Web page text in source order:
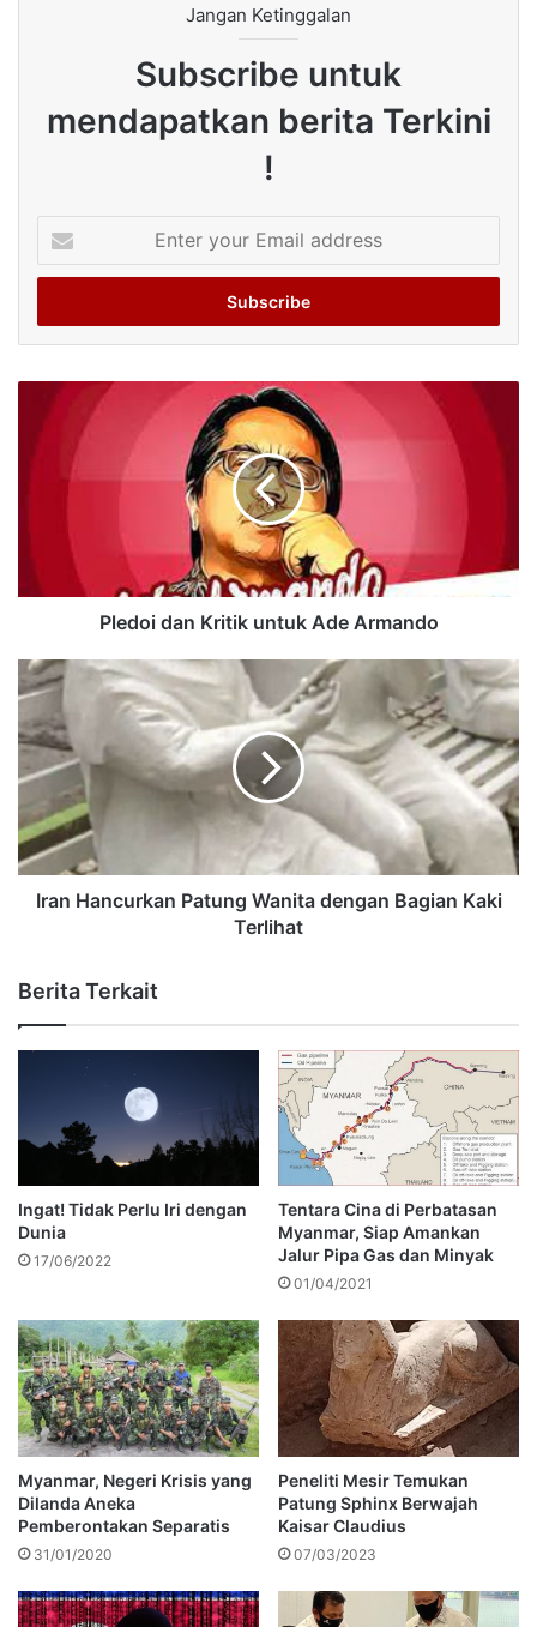
Jangan Ketinggalan
Subscribe untuk
mendapatkan berita Terkini
!
your
Email
Pledoi dan Kritik untuk Ade Armando
Iran Hancurkan Patung Wanita dengan Bagian Kaki
Terlihat
Berita Terkait
Ingat! Tidak Perlu Iri dengan
Dunia
17/06/2022
Tentara Cina di Perbatasan
Myanmar, Siap Amankan
Jalur Pipa Gas dan Minyak
01/04/2021
Myanmar, Negeri Krisis yang
Dilanda Aneka
Pemberontakan Separatis
31/01/2020
Peneliti Mesir Temukan
Patung Sphinx Berwajah
Kaisar Claudius
07/03/2023